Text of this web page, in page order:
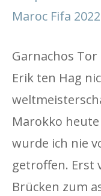
Maroc Fifa
Garnachos
Erik ten Hag
Marokko
wurde ich nie
getroffen. Erst
Brücken zum